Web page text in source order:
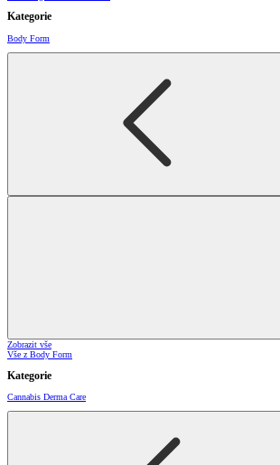
Kategorie
Body Form
Zobrazit vše
Vše z Body Form
Kategorie
Cannabis Derma Care